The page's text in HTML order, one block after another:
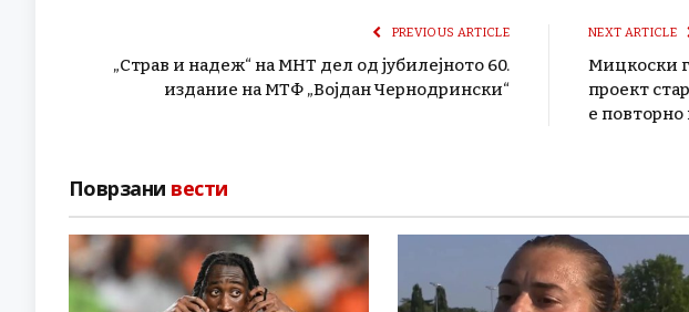
PREVIOUS ARTICLE
„Страв и надеж“ на МНТ дел од јубилејното 60.
издание на МТФ „Војдан Чернодрински“
NEXT ARTICLE
Мицкоски
проект
е повторно
Поврзани вести